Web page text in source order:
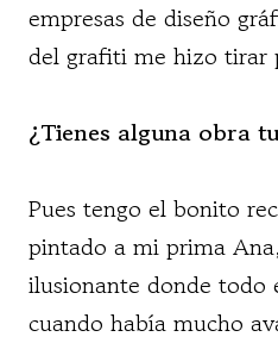
empresas de diseño
del grafiti me hizo tirar
¿Tienes alguna obra
Pues tengo el bonito
pintado a mi prima
ilusionante donde todo
cuando había mucho